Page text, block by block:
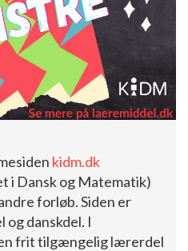
kidm.dk
i Dansk og Matematik)
forløb. Siden er
og danskdel. I
frit tilgængelig lærerdel